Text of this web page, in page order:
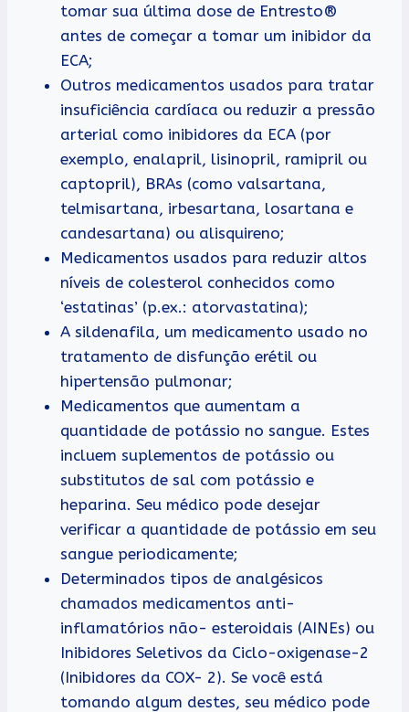
tomar sua última dose de Entresto®
antes de começar a tomar um inibidor da
ECA;
Outros medicamentos usados para tratar
insuficiência cardíaca ou reduzir a pressão
arterial como inibidores da ECA (por
exemplo, enalapril, lisinopril, ramipril ou
captopril), BRAs (como valsartana,
telmisartana, irbesartana, losartana e
candesartana) ou alisquireno;
Medicamentos usados para reduzir altos
níveis de colesterol conhecidos como
‘estatinas’ (p.ex.: atorvastatina);
A sildenafila, um medicamento usado no
tratamento de disfunção erétil ou
hipertensão pulmonar;
Medicamentos que aumentam a
quantidade de potássio no sangue. Estes
incluem suplementos de potássio ou
substitutos de sal com potássio e
heparina. Seu médico pode desejar
verificar a quantidade de potássio em seu
sangue periodicamente;
Determinados tipos de analgésicos
chamados medicamentos anti-
inflamatórios não- esteroidais (AINEs) ou
Inibidores Seletivos da Ciclo-oxigenase-2
(Inibidores da COX- 2). Se você está
tomando algum destes, seu médico pode